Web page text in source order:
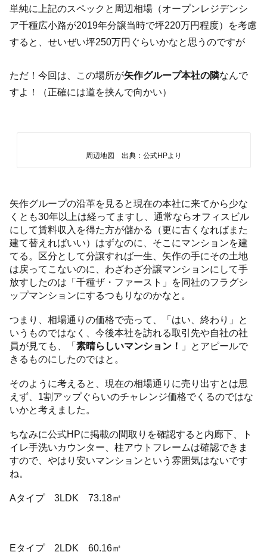
単純に上記のスペックと周辺相場（オープンレジデンシ
ア千種広小路が2019年分譲当時で坪220万円程度）を考慮
すると、せいぜい坪250万円ぐらいかなと思うのですが
ただ！今回は、この場所が矢作グループ本社の隣なんで
すよ！（正確には道を挟んで向かい）
周辺地図 出典：公式HPより
矢作グループの沿革を見ると現在の本社に来てから少な
くとも30年以上は経ってますし、通常ならオフィスビル
にして賃料収入を得た方が儲かる（更に古くなればまた
建て替えればいい）はずなのに、そこにマンションを建
てる。区分として分譲すれば一生、矢作の手にその土地
は戻ってこないのに、わざわざ分譲マンションにして手
放すしたのは「千種ザ・ファースト」を同社のフラグシ
ップマンションにするつもりなのかなと。
つまり、相場通りの価格で売って、「はい、終わり」と
いうものではなく、今後本社を訪れる取引先や自社の社
員が見ても、「素晴らしいマンション！
」とアピールで
きるものにしたのではと。
そのように考えると、現在の相場通りに売り出すとは思
えず、1割アップぐらいのチャレンジ価格でくるのではな
いかと考えました。
ちなみに公式HPに掲載の間取りを確認すると内廊下、ト
イレ手洗いカウンター、柱アウトフレームは確認できま
すので、やはり安いマンションという雰囲気はないです
ね。
Aタイプ 3LDK 73.18㎡
Eタイプ 2LDK 60.16㎡